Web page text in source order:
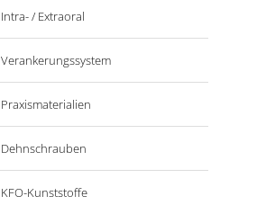
Intra- / Extraoral
Verankerungssystem
Praxismaterialien
Dehnschrauben
KFO-Kunststoffe